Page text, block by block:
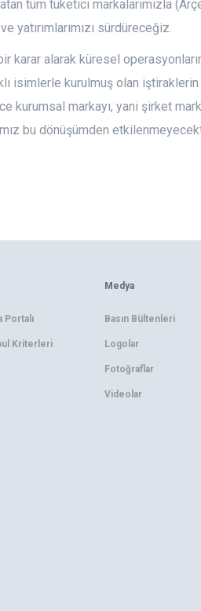
tüm tüketici markalarımızla
sürdüreceğiz.
karar alarak küresel
isimlerle kurulmuş olan
markayı, yani şirket
bu dönüşümden
Portalı
Kriterleri
Medya
Basın Bültenleri
Logolar
Fotoğraflar
Videolar